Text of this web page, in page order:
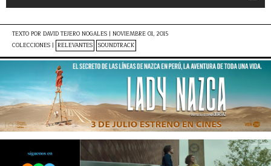
TEXTO POR DAVID TEJERO NOGALES | NOVIEMBRE 01, 2015
COLECCIONES | RELEVANTES SOUNDTRACK